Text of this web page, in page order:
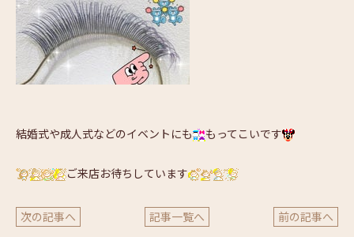
結婚式や成人式などのイベントにも もってこいです
ご来店お待ちしています
次の記事へ 記事一覧へ 前の記事へ